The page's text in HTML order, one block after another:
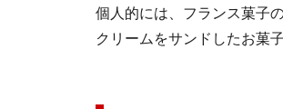
個人的には、フランス菓子
クリームをサンドしたお菓